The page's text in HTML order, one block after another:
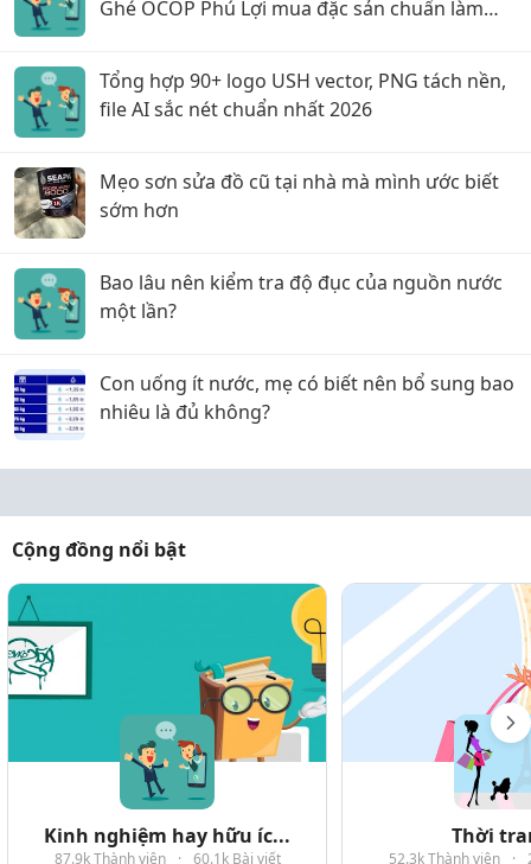
Ghé OCOP Phú Lợi mua đặc sản chuẩn làm
Tổng hợp 90+ logo USH vector, PNG tách nền,
file AI sắc nét chuẩn nhất 2026
Mẹo sơn sửa đồ cũ tại nhà mà mình ước biết
sớm hơn
Bao lâu nên kiểm tra độ đục của nguồn nước
một lần?
Con uống ít nước, mẹ có biết nên bổ sung bao
nhiêu là đủ không?
Cộng đồng nổi bật
Kinh nghiệm hay hữu íc...
87.9k Thành viên · 60.1k Bài viết
Thời
52.3k Thành viên ·